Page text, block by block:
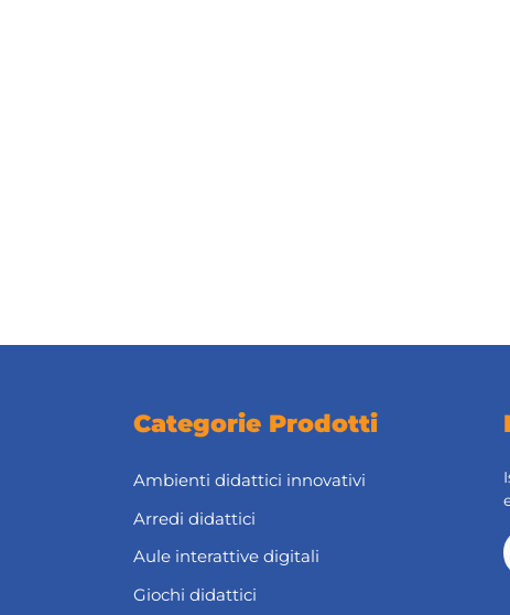
Categorie Prodotti
Ambienti didattici innovativi
Arredi didattici
Aule interattive digitali
Giochi didattici